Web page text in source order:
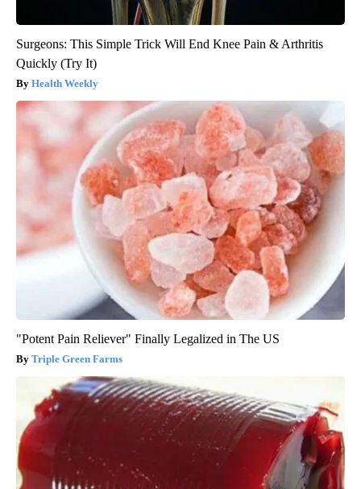
Surgeons: This Simple Trick Will End Knee Pain & Arthritis
Quickly (Try It)
Health Weekly
"Potent Pain Reliever" Finally Legalized in The US
Triple Green Farms